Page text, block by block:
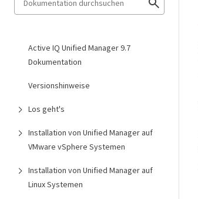
Active IQ Unified Manager 9.7
Dokumentation
Versionshinweise
Los geht's
Installation von Unified Manager auf
VMware vSphere Systemen
Installation von Unified Manager auf
Linux Systemen